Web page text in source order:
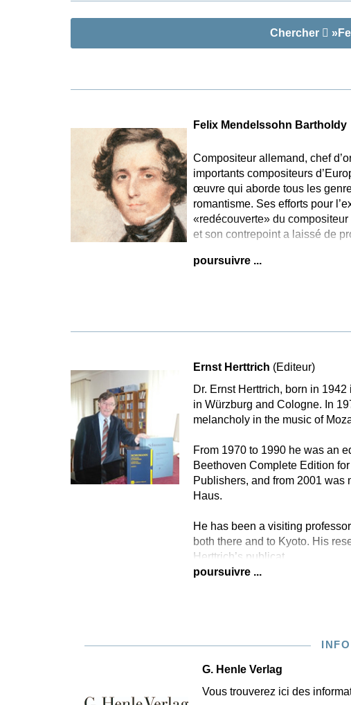
Chercher
Felix Mendelssohn Bartholdy
Compositeur allemand, chef
importants compositeurs
œuvre qui aborde tous les
romantisme. Ses efforts pour
«redécouverte» du
et son contrepoint a laissé de
poursuivre ...
Ernst Herttrich (Editeur)
Dr. Ernst Herttrich, born in
in Würzburg and Cologne. In
melancholy in the music of
From 1970 to 1990 he was an
Beethoven Complete Edition
Publishers, and from 2001 was
Haus.
He has been a visiting
both there and to Kyoto. His
Herttrich’s publicat
poursuivre ...
G. Henle Verlag
Vous trouverez ici des